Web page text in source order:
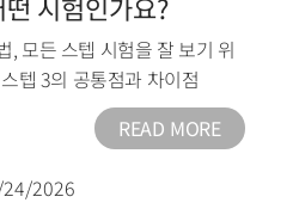
, 모든 스텝 시험을 잘 보기 위
텝 3의 공통점과 차이점
READ MORE
2026